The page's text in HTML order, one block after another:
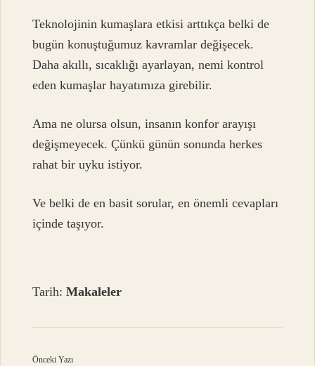
Teknolojinin kumaşlara etkisi arttıkça belki de
bugün konuştuğumuz kavramlar değişecek.
Daha akıllı, sıcaklığı ayarlayan, nemi kontrol
eden kumaşlar hayatımıza girebilir.
Ama ne olursa olsun, insanın konfor arayışı
değişmeyecek. Çünkü günün sonunda herkes
rahat bir uyku istiyor.
Ve belki de en basit sorular, en önemli cevapları
içinde taşıyor.
Tarih:Makaleler
Önceki Yazı